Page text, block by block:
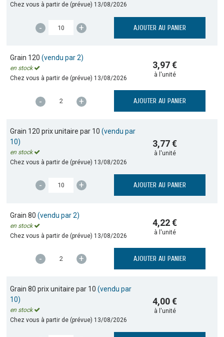
Chez vous à partir de (prévue) 13/08/2026
- + AJOUTER AU PANIER
Grain 120(vendu par 2)
en stock
Chez vous à partir de (prévue) 13/08/2026
3,97 €
à l'unité
- + AJOUTER AU PANIER
Grain 120 prix unitaire par 10(vendu par
10)
en stock
Chez vous à partir de (prévue) 13/08/2026
3,77 €
à l'unité
- + AJOUTER AU PANIER
Grain 80(vendu par 2)
en stock
Chez vous à partir de (prévue) 13/08/2026
4,22 €
à l'unité
- + AJOUTER AU PANIER
Grain 80 prix unitaire par 10(vendu par
10)
en stock
Chez vous à partir de (prévue) 13/08/2026
4,00 €
à l'unité